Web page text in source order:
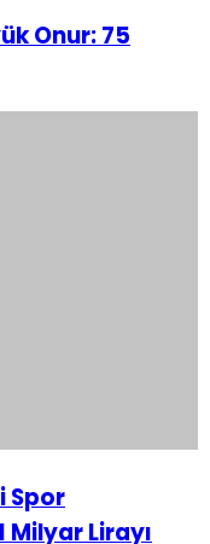
Onur: 75
Spor
Milyar Lirayı